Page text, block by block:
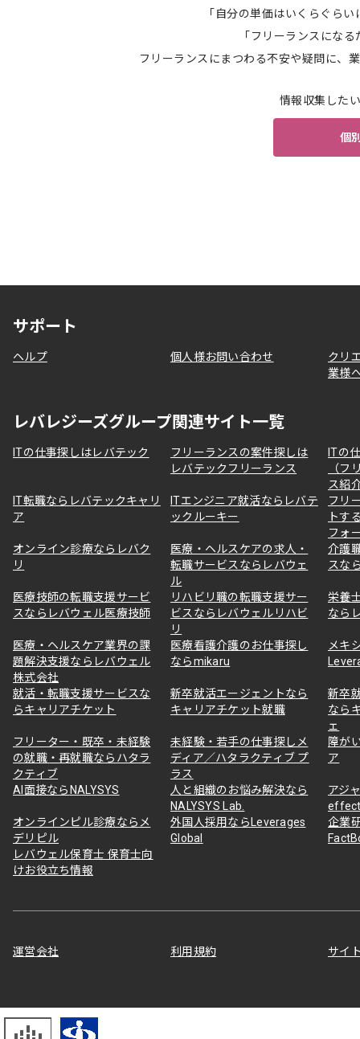
「自分の単価はいくらぐら
「フリーランスにな
フリーランスにまつわる不安や疑問に、
情報収集した
個
サポート
ヘルプ 個人様お問い合わせ
クリ
業様
レバレジーズグループ関連サイト一覧
ITの仕事探しはレバテック
フリーランスの案件探しは
レバテックフリーランス
ITの
（フ
ス紹
IT転職ならレバテックキャリ
ア
ITエンジニア就活ならレバテ
ックルーキー
フリ
トす
フォ
オンライン診療ならレバク
リ
医療・ヘルスケアの求人・
転職サービスならレバウェ
ル
介護
スな
医療技師の転職支援サービ
スならレバウェル医療技師
リハビリ職の転職支援サー
ビスならレバウェルリハビ
リ
栄養
なら
医療・ヘルスケア業界の課
題解決支援ならレバウェル
株式会社
医療看護介護のお仕事探し
ならmikaru
メキ
就活・転職支援サービスな
らキャリアチケット
新卒就活エージェントなら
キャリアチケット就職
新卒
なら
ェ
フリーター・既卒・未経験
の就職・再就職ならハタラ
クティブ
未経験・若手の仕事探しメ
ディア／ハタラクティブ プ
ラス
障が
ア
AI面接ならNALYSYS
人と組織のお悩み解決なら
NALYSYS Lab.
アジ
オンラインピル診療ならメ
デリピル
外国人採用ならLeverages
Global
企業
レバウェル保育士 保育士向
けお役立ち情報
運営会社 利用規約 サイ